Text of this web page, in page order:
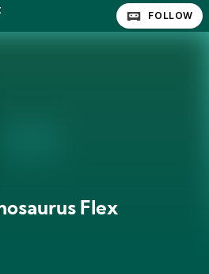
FOLLOW
Flex